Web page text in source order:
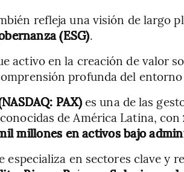
refleja una visión de largo
(ESG).
activo en la creación de valor
profunda del
PAX)es una de las
de América Latina, con
millones en activos bajo
especializa en sectores clave y